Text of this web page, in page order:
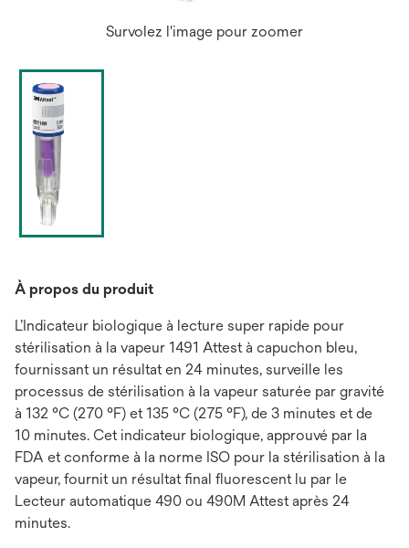
Survolez l'image pour zoomer
À propos du produit
L’Indicateur biologique à lecture super rapide pour
stérilisation à la vapeur 1491 Attest à capuchon bleu,
fournissant un résultat en 24 minutes, surveille les
processus de stérilisation à la vapeur saturée par gravité
à 132 °C (270 °F) et 135 °C (275 °F), de 3 minutes et de
10 minutes. Cet indicateur biologique, approuvé par la
FDA et conforme à la norme ISO pour la stérilisation à la
vapeur, fournit un résultat final fluorescent lu par le
Lecteur automatique 490 ou 490M Attest après 24
minutes.